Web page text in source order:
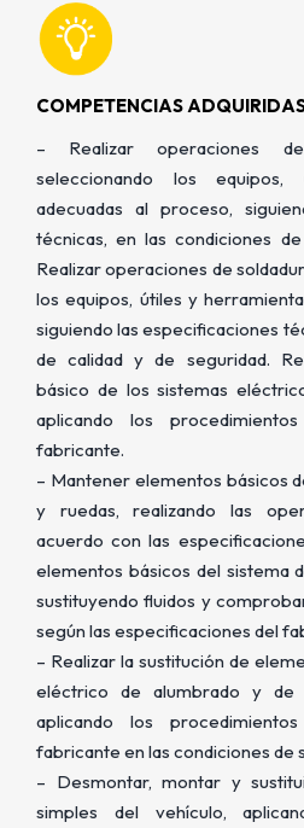
COMPETENCIAS
– Realizar operaciones
seleccionando los
adecuadas al proceso,
técnicas, en las condiciones
Realizar operaciones de
los equipos, útiles y
siguiendo las especificaciones
de calidad y de seguridad.
básico de los sistemas
aplicando los
fabricante.
– Mantener elementos básicos
y ruedas, realizando las
acuerdo con las
elementos básicos del sistema
sustituyendo fluidos y
según las especificaciones del
– Realizar la sustitución de
eléctrico de alumbrado y de
aplicando los
fabricante en las condiciones de
– Desmontar, montar y
simples del vehículo,